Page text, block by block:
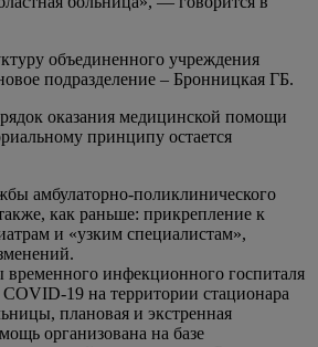
объединенного учреждения
подразделение – Бронницкая ГБ.
оказания медицинской помощи
принципу остается
амбулаторно-поликлинического
как раньше: прикрепление к
и «узким специалистам»,
временного инфекционного госпиталя
COVID-19 на территории стационара
плановая и экстренная
организована на базе